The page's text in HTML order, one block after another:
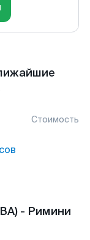
Стоимость
- Римини